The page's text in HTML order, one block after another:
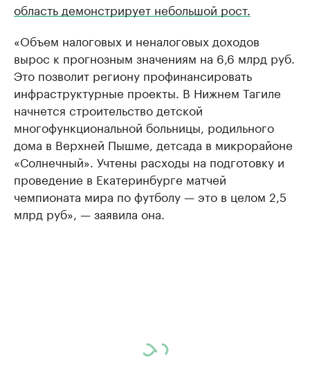
область демонстрирует небольшой рост.
«Объем налоговых и неналоговых доходов
вырос к прогнозным значениям на 6,6 млрд руб.
Это позволит региону профинансировать
инфраструктурные проекты. В Нижнем Тагиле
начнется строительство детской
многофункциональной больницы, родильного
дома в Верхней Пышме, детсада в микрорайоне
«Солнечный». Учтены расходы на подготовку и
проведение в Екатеринбурге матчей
чемпионата мира по футболу — это в целом 2,5
млрд руб», — заявила она.